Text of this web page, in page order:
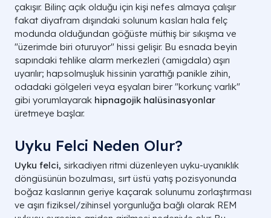
çakışır. Bilinç açık olduğu için kişi nefes almaya çalışır
fakat diyafram dışındaki solunum kasları hala felç
modunda olduğundan göğüste müthiş bir sıkışma ve
"üzerimde biri oturuyor" hissi gelişir. Bu esnada beyin
sapındaki tehlike alarm merkezleri (amigdala) aşırı
uyarılır; hapsolmuşluk hissinin yarattığı panikle zihin,
odadaki gölgeleri veya eşyaları birer "korkunç varlık"
gibi yorumlayarak hipnagojik halüsinasyonlar
üretmeye başlar.
Uyku Felci Neden Olur?
Uyku felci, sirkadiyen ritmi düzenleyen uyku-uyanıklık
döngüsünün bozulması, sırt üstü yatış pozisyonunda
boğaz kaslarının geriye kaçarak solunumu zorlaştırması
ve aşırı fiziksel/zihinsel yorgunluğa bağlı olarak REM